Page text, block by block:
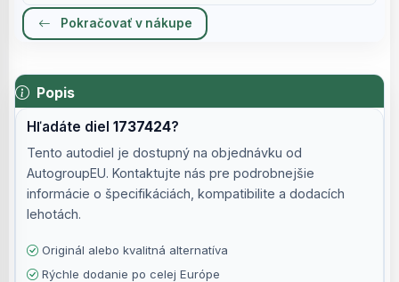
Pokračovať v nákupe
Popis
Hľadáte diel1737424?
Tento autodiel je dostupný na objednávku od
AutogroupEU. Kontaktujte nás pre podrobnejšie
informácie o špecifikáciách, kompatibilite a dodacích
lehotách.
Originál alebo kvalitná alternatíva
Rýchle dodanie po celej Európe